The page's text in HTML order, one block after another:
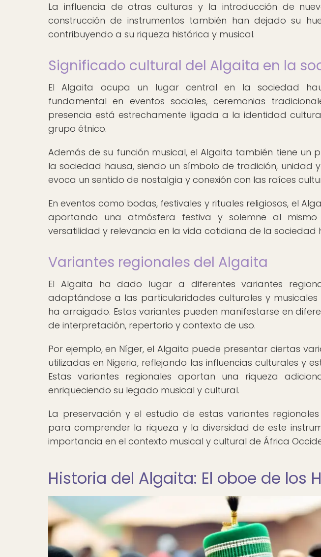
La influencia de otras culturas y la introducción de
construcción de instrumentos también han dejado su
contribuyendo a su riqueza histórica y musical.
Significado cultural del Algaita en la
El Algaita ocupa un lugar central en la sociedad
fundamental en eventos sociales, ceremonias
presencia está estrechamente ligada a la identidad
grupo étnico.
Además de su función musical, el Algaita también tiene un
la sociedad hausa, siendo un símbolo de tradición, unidad
evoca un sentido de nostalgia y conexión con las raíces
En eventos como bodas, festivales y rituales religiosos, el
aportando una atmósfera festiva y solemne al
versatilidad y relevancia en la vida cotidiana de la sociedad
Variantes regionales del Algaita
El Algaita ha dado lugar a diferentes variantes
adaptándose a las particularidades culturales y
ha arraigado. Estas variantes pueden manifestarse en
de interpretación, repertorio y contexto de uso.
Por ejemplo, en Níger, el Algaita puede presentar ciertas
utilizadas en Nigeria, reflejando las influencias culturales y
Estas variantes regionales aportan una riqueza
enriqueciendo su legado musical y cultural.
La preservación y el estudio de estas variantes
para comprender la riqueza y la diversidad de este
importancia en el contexto musical y cultural de África
Historia del Algaita: El oboe de los